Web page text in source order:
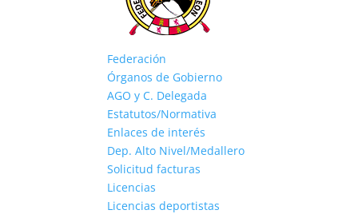
Federación
Órganos de Gobierno
AGO y C. Delegada
Estatutos/Normativa
Enlaces de interés
Dep. Alto Nivel/Medallero
Solicitud facturas
Licencias
Licencias deportistas